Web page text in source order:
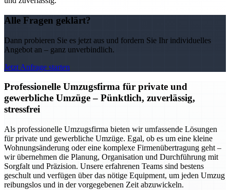
Alle Fragen geklärt?
Dann probieren Sie es jetzt aus und fordern Sie Ihr individuelles
Angebot an – ganz unverbindlich.
Jetzt Anfrage starten
Professionelle Umzugsfirma für private und
gewerbliche Umzüge – Pünktlich, zuverlässig,
stressfrei
Als professionelle Umzugsfirma bieten wir umfassende Lösungen
für private und gewerbliche Umzüge. Egal, ob es um eine kleine
Wohnungsänderung oder eine komplexe Firmenübertragung geht –
wir übernehmen die Planung, Organisation und Durchführung mit
Sorgfalt und Präzision. Unsere erfahrenen Teams sind bestens
geschult und verfügen über das nötige Equipment, um jeden Umzug
reibungslos und in der vorgegebenen Zeit abzuwickeln.